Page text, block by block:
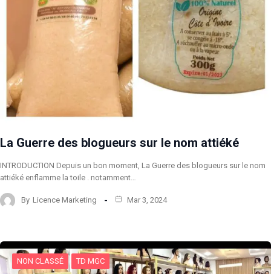
La Guerre des blogueurs sur le nom attiéké
INTRODUCTION Depuis un bon moment, La Guerre des blogueurs sur le nom
attiéké enflamme la toile . notamment…
By Licence Marketing Mar 3, 2024
NON CLASSÉ TD MGC